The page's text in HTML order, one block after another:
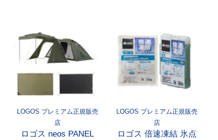
LOGOS プレミアム正規販売
店
ロゴス neos PANEL
LOGOS プレミアム正規販売
店
ロゴス 倍速凍結 氷点